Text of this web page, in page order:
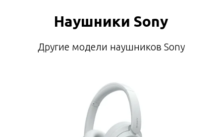
Наушники Sony
Другие модели наушников Sony